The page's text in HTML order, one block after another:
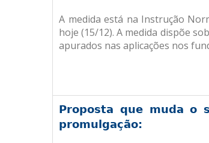
A medida está na Instrução
hoje (15/12). A medida dispõe
apurados nas aplicações nos
Proposta que muda o
promulgação: